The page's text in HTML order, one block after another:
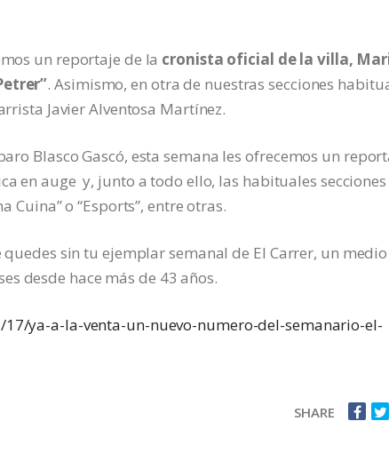
un reportaje de la cronista oficial de la villa,
. Asimismo, en otra de nuestras secciones
Javier Alventosa Martínez.
Blasco Gascó, esta semana les ofrecemos un
en auge y, junto a todo ello, las habituales secciones
Cuina” o “Esports”, entre otras.
sin tu ejemplar semanal de El Carrer, un
desde hace más de 43 años.
ya-a-la-venta-un-nuevo-numero-del-semanario-el-
SHARE